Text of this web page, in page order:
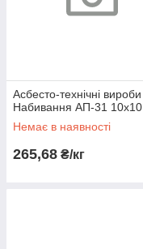
Асбесто-технічні вироби
Набивання АП-31 10х10
Немає в наявності
265,68 ₴/кг